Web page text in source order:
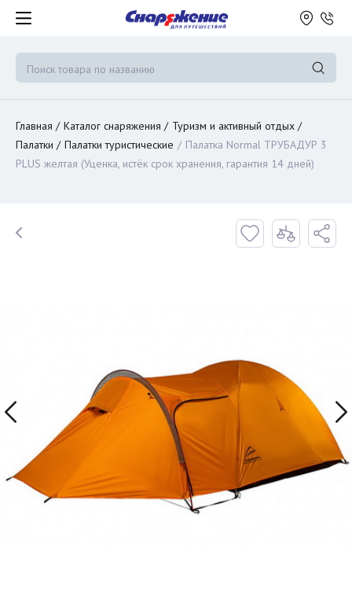
Главная Каталог снаряжения
Туризм и активный отдых
Палатки
Палатки туристические
Палатка Normal ТРУБАДУР 3
PLUS желтая (Уценка, истёк срок хранения, гарантия 14 дней)